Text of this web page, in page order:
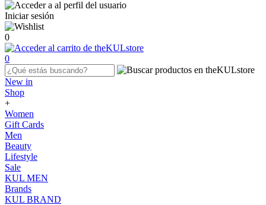
Iniciar sesión
0
0
New in
Shop
+
Women
Gift Cards
Men
Beauty
Lifestyle
Sale
KUL MEN
Brands
KUL BRAND